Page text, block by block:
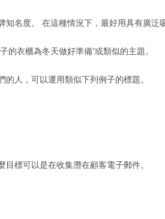
名度。 在這種情況下，最好用具有廣泛
的衣櫃為冬天做好準備”或類似的主題。
人，可以運用類似下列例子的標題。
標可以是在收集潛在顧客電子郵件。